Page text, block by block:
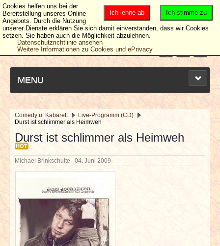
MENU
NEUESTE ARTIKEL
NEWS & DATES
VERLOSUNGEN
INTERVIEWS
Comedy u. Kabarett
Live-Programm (CD)
Durst ist schlimmer als Heimweh
Durst ist schlimmer als Heimweh
HOT
Michael Brinkschulte 04. Juni 2009
Ich stimme zu
Ich lehne ab
Cookies helfen uns bei der
Bereitstellung unseres Online-
Angebots. Durch die Nutzung
unserer Dienste erklären Sie sich damit einverstanden, dass wir Cookies
setzen. Sie haben auch die Möglichkeit abzulehnen.
Datenschutzrichtlinie ansehen
Weitere Informationen zu Cookies und ePrivacy